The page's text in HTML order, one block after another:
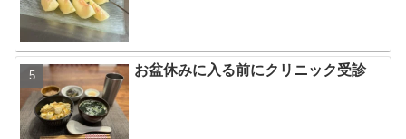
お盆休みに入る前にクリニック受診